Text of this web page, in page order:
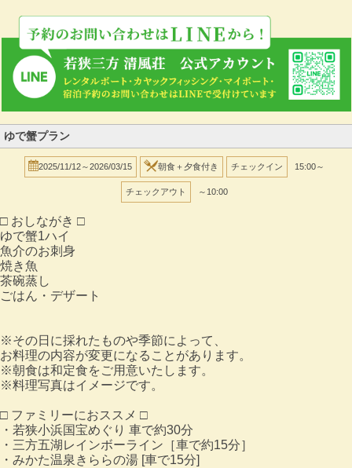
ゆで蟹プラン
2025/11/12～2026/03/15 朝食＋夕食付き チェックイン 15:00～
チェックアウト ～10:00
□ おしながき □
ゆで蟹1ハイ
魚介のお刺身
焼き魚
茶碗蒸し
ごはん・デザート
※その日に採れたものや季節によって、
お料理の内容が変更になることがあります。
※朝食は和定食をご用意いたします。
※料理写真はイメージです。
□ ファミリーにおススメ □
・若狭小浜国宝めぐり 車で約30分
・三方五湖レインボーライン［車で約15分］
・みかた温泉きららの湯 [車で15分]